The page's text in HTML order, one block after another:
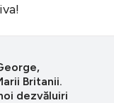
Britanii.
dezvăluiri